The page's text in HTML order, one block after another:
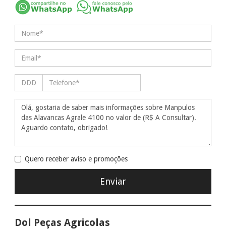
Quero receber aviso e promoções
Dol Peças Agricolas